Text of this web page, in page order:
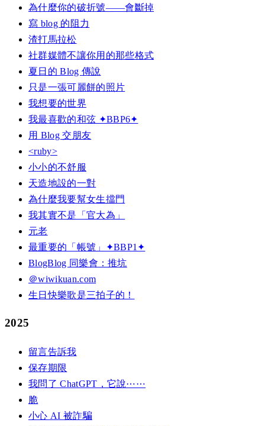
為什麼你的破折號——會斷掉
寫 blog 的阻力
渣打馬拉松
社群媒體不讓你用的那些格式
夏日的 Blog 傳說
只是一張可麗餅的照片
我想要的世界
我最喜歡的和弦 ✦BBP6✦
用 Blog 交朋友
<ruby>
小小的不舒服
天造地設的一對
為什麼我要幫女生擋門
我其實不是「官大為」
元老
最重要的「帳號」✦BBP1✦
BlogBlog 同樂會：推坑
＠wiwikuan.com
生日快樂歌是三拍子的！
2025
留言告訴我
保存期限
我問了 ChatGPT，它說⋯⋯
脆
小心 AI 被詐騙